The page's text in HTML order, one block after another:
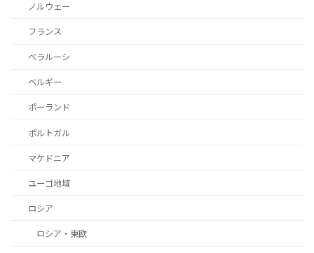
ノルウェー
フランス
ベラルーシ
ベルギー
ポーランド
ポルトガル
マケドニア
ユーゴ地域
ロシア
ロシア・東欧